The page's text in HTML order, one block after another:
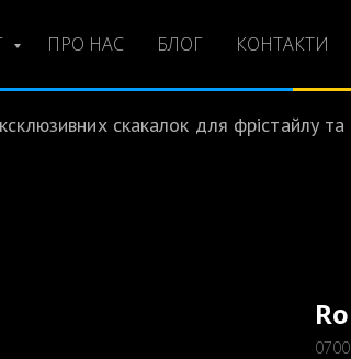
ПРО НАС БЛОГ КОНТАКТИ
скакалок для фрістайлу та